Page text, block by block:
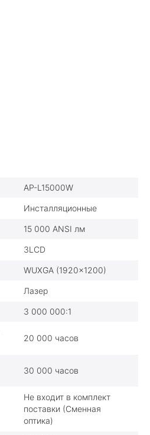
AP-L15000W
Инсталляционные
15 000 ANSI лм
3LCD
WUXGA (1920x1200)
Лазер
3 000 000:1
20 000 часов
30 000 часов
Не входит в комплект
поставки (Сменная
оптика)